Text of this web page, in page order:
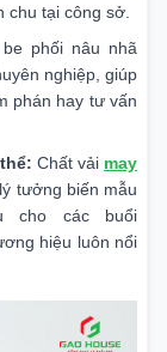
chu tại công sở.
be phối nâu nhã
nghiệp, giúp
phán hay tư vấn
Chất vải may
tưởng biến mẫu
cho các buổi
hiệu luôn nổi